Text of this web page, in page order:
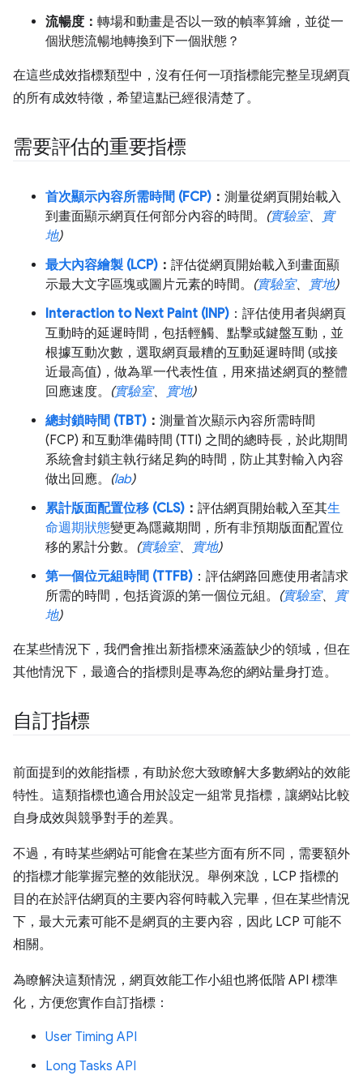
流暢度： 轉場和動畫是否以一致的幀率算繪，並從一
個狀態流暢地轉換到下一個狀態？
在這些成效指標類型中，沒有任何一項指標能完整呈現網頁
的所有成效特徵，希望這點已經很清楚了。
需要評估的重要指標
首次顯示內容所需時間 (FCP) ： 測量從網頁開始載入
到畫面顯示網頁任何部分內容的時間。 (實驗室、 實
地)
最大內容繪製 (LCP) ： 評估從網頁開始載入到畫面顯
示最大文字區塊或圖片元素的時間。 (實驗室、 實地)
Interaction to Next Paint (INP) ：評估使用者與網頁
互動時的延遲時間，包括輕觸、點擊或鍵盤互動，並
根據互動次數，選取網頁最糟的互動延遲時間 (或接
近最高值)，做為單一代表性值，用來描述網頁的整體
回應速度。 (實驗室、 實地)
總封鎖時間 (TBT) ： 測量首次顯示內容所需時間
(FCP) 和互動準備時間 (TTI) 之間的總時長，於此期間
系統會封鎖主執行緒足夠的時間，防止其對輸入內容
做出回應。 (lab)
累計版面配置位移 (CLS) ： 評估網頁開始載入至其生
命週期狀態變更為隱藏期間，所有非預期版面配置位
移的累計分數。 (實驗室、 實地)
第一個位元組時間 (TTFB) ：評估網路回應使用者請求
所需的時間，包括資源的第一個位元組。 (實驗室、 實
地)
在某些情況下，我們會推出新指標來涵蓋缺少的領域，但在
其他情況下，最適合的指標則是專為您的網站量身打造。
自訂指標
前面提到的效能指標，有助於您大致瞭解大多數網站的效能
特性。這類指標也適合用於設定一組常見指標，讓網站比較
自身成效與競爭對手的差異。
不過，有時某些網站可能會在某些方面有所不同，需要額外
的指標才能掌握完整的效能狀況。舉例來說，LCP 指標的
目的在於評估網頁的主要內容何時載入完畢，但在某些情況
下，最大元素可能不是網頁的主要內容，因此 LCP 可能不
相關。
為瞭解決這類情況，網頁效能工作小組也將低階 API 標準
化，方便您實作自訂指標：
User Timing API
Long Tasks API